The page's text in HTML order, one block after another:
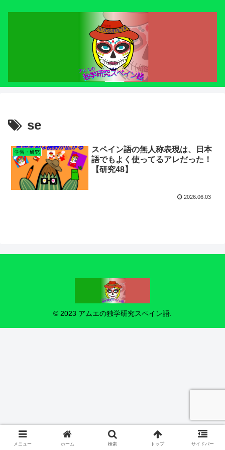
se
学習・研究
スペイン語の無人称表現は、日本
語でもよく使ってるアレだった！
【研究48】
2026.06.03
© 2023 アムエの独学研究スペイン語.
メニュー ホーム 検索 トップ サイドバー